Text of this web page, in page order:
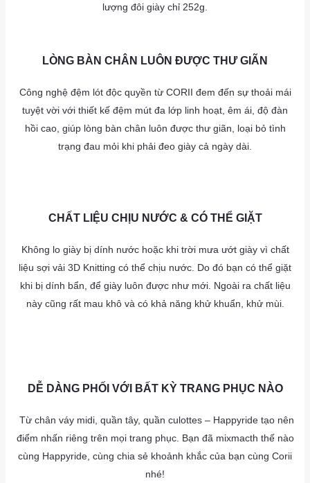
lượng đôi giày chỉ 252g.
LÒNG BÀN CHÂN LUÔN ĐƯỢC THƯ GIÃN
Công nghệ đệm lót độc quyền từ CORII đem đến sự thoải mái
tuyệt vời với thiết kế đệm mút đa lớp linh hoạt, êm ái, độ đàn
hồi cao, giúp lòng bàn chân luôn được thư giãn, loại bỏ tình
trạng đau mỏi khi phải đeo giày cả ngày dài.
CHẤT LIỆU CHỊU NƯỚC & CÓ THỂ GIẶT
Không lo giày bị dính nước hoặc khi trời mưa ướt giày vì chất
liệu sợi vải 3D Knitting có thể chịu nước. Do đó bạn có thể giặt
khi bị dính bẩn, để giày luôn được như mới. Ngoài ra chất liệu
này cũng rất mau khô và có khả năng khử khuẩn, khử mùi.
DỄ DÀNG PHỐI VỚI BẤT KỲ TRANG PHỤC NÀO
⁠ Từ chân váy midi, quần tây, quần culottes – Happyride tạo nên
điểm nhấn riêng trên mọi trang phục. Bạn đã mixmacth thế nào
cùng Happyride, cùng chia sẻ khoảnh khắc của bạn cùng Corii
nhé!